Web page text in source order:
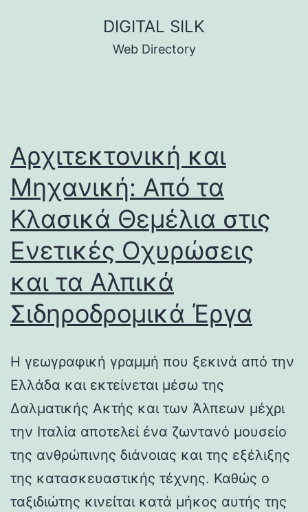
DIGITAL SILK
Web Directory
Αρχιτεκτονική και
Μηχανική: Από τα
Κλασικά Θεμέλια στις
Ενετικές Οχυρώσεις
και τα Αλπικά
Σιδηροδρομικά Έργα
Η γεωγραφική γραμμή που ξεκινά από την
Ελλάδα και εκτείνεται μέσω της
Δαλματικής Ακτής και των Άλπεων μέχρι
την Ιταλία αποτελεί ένα ζωντανό μουσείο
της ανθρώπινης διάνοιας και της εξέλιξης
της κατασκευαστικής τέχνης. Καθώς ο
ταξιδιώτης κινείται κατά μήκος αυτής της